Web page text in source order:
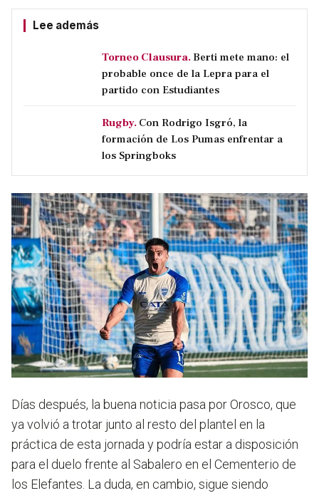
Lee además
Torneo Clausura. Berti mete mano: el
probable once de la Lepra para el
partido con Estudiantes
Rugby. Con Rodrigo Isgró, la
formación de Los Pumas enfrentar a
los Springboks
Días después, la buena noticia pasa por Orosco, que
ya volvió a trotar junto al resto del plantel en la
práctica de esta jornada y podría estar a disposición
para el duelo frente al Sabalero en el Cementerio de
los Elefantes. La duda, en cambio, sigue siendo